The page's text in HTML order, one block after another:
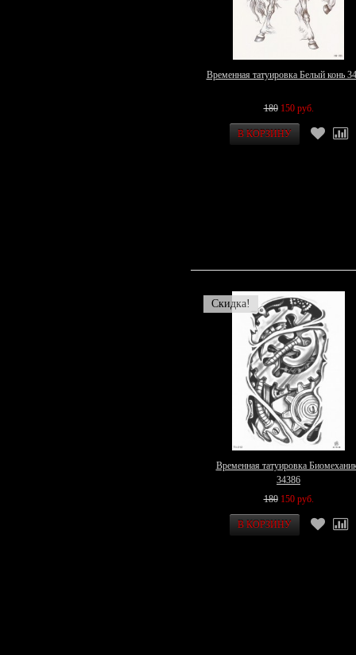
Временная татуировка Белый конь
180 150 руб.
Скидка!
Временная татуировка
34386
180 150 руб.